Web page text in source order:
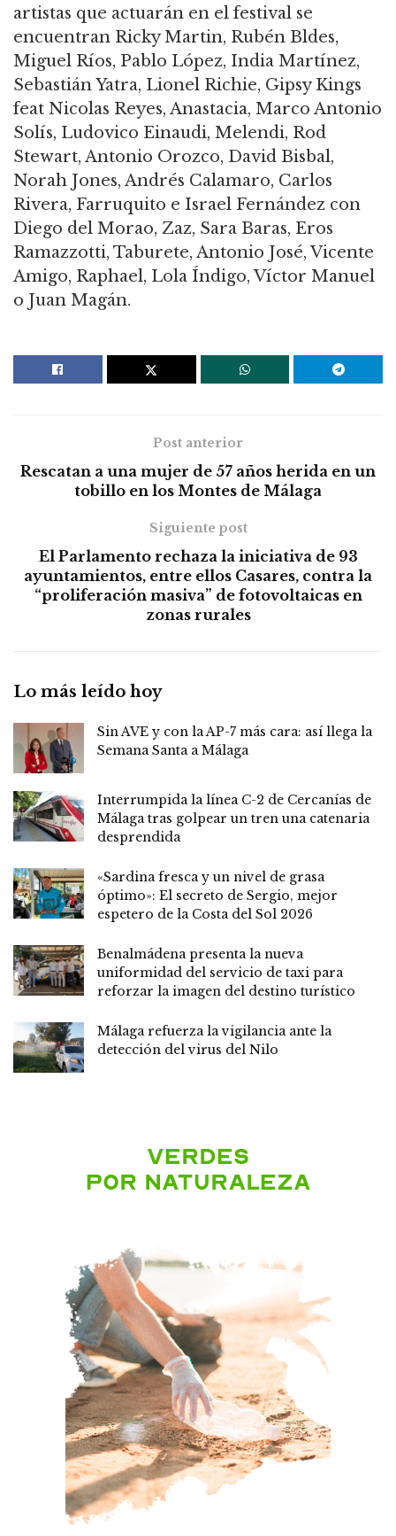
artistas que actuarán en el festival se
encuentran Ricky Martin, Rubén Bldes,
Miguel Ríos, Pablo López, India Martínez,
Sebastián Yatra, Lionel Richie, Gipsy Kings
feat Nicolas Reyes, Anastacia, Marco Antonio
Solís, Ludovico Einaudi, Melendi, Rod
Stewart, Antonio Orozco, David Bisbal,
Norah Jones, Andrés Calamaro, Carlos
Rivera, Farruquito e Israel Fernández con
Diego del Morao, Zaz, Sara Baras, Eros
Ramazzotti, Taburete, Antonio José, Vicente
Amigo, Raphael, Lola Índigo, Víctor Manuel
o Juan Magán.
Post anterior
Rescatan a una mujer de 57 años herida en un
tobillo en los Montes de Málaga
Siguiente post
El Parlamento rechaza la iniciativa de 93
ayuntamientos, entre ellos Casares, contra la
“proliferación masiva” de fotovoltaicas en
zonas rurales
Lo más leído hoy
Sin AVE y con la AP-7 más cara: así llega la
Semana Santa a Málaga
Interrumpida la línea C-2 de Cercanías de
Málaga tras golpear un tren una catenaria
desprendida
«Sardina fresca y un nivel de grasa
óptimo»: El secreto de Sergio, mejor
espetero de la Costa del Sol 2026
Benalmádena presenta la nueva
uniformidad del servicio de taxi para
reforzar la imagen del destino turístico
Málaga refuerza la vigilancia ante la
detección del virus del Nilo